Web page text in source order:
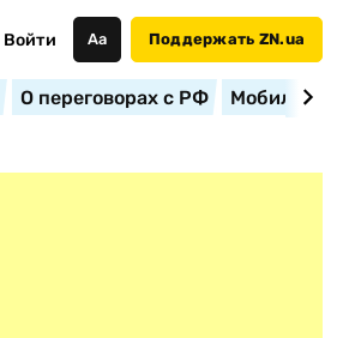
Войти Аа Поддержать ZN.ua
О переговорах с РФ